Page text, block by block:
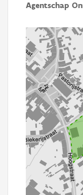
Agentschap